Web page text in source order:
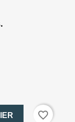
favorite_border